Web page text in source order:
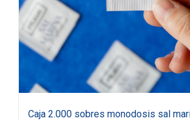
Caja 2.000 sobres monodosis sal